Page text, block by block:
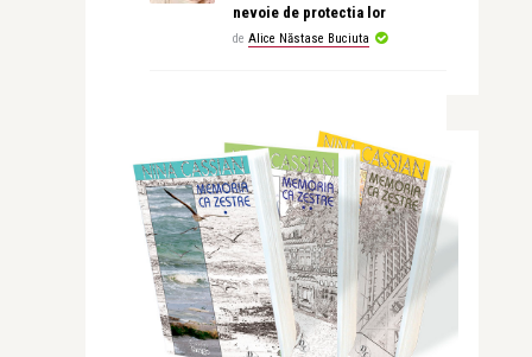
nevoie de protectia lor
de Alice Năstase Buciuta